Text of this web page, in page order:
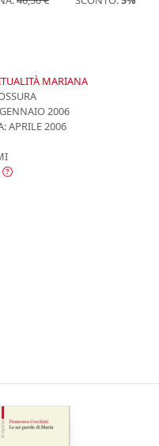
MARIANA
GENNAIO 2006
APRILE 2006